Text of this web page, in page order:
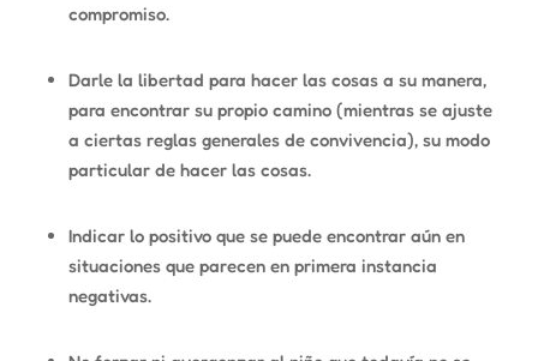
compromiso.
Darle la libertad para hacer las cosas a su manera,
para encontrar su propio camino (mientras se ajuste
a ciertas reglas generales de convivencia), su modo
particular de hacer las cosas.
Indicar lo positivo que se puede encontrar aún en
situaciones que parecen en primera instancia
negativas.